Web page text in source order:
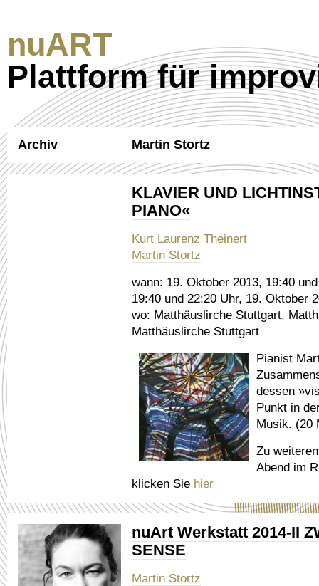
nuART
Plattform für
Archiv Martin Stortz
KLAVIER UND
PIANO«
Kurt Laurenz Theinert
Martin Stortz
wann: 19. Oktober 2013, 19:40
19:40 und 22:20 Uhr, 19. Oktober
wo: Matthäuslirche Stuttgart,
Matthäuslirche Stuttgart
Pianist
dessen
Punkt in
Musik. (20
Zu
Abend im
klicken Sie hier
nuArt Werkstatt 2014-II
SENSE
Martin Stortz